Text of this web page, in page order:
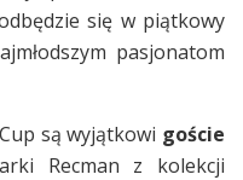
się w piątkowy
pasjonatom
są wyjątkowi goście
Recman z kolekcji